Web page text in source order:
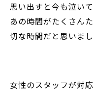
思い出すと今も泣いて
あの時間がたくさん
切な時間だと思いまし
女性のスタッフが対